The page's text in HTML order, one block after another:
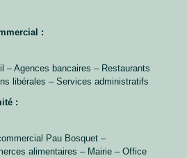
:
– Agences bancaires – Restaurants
libérales – Services administratifs
:
Pau Bosquet –
alimentaires – Mairie – Office